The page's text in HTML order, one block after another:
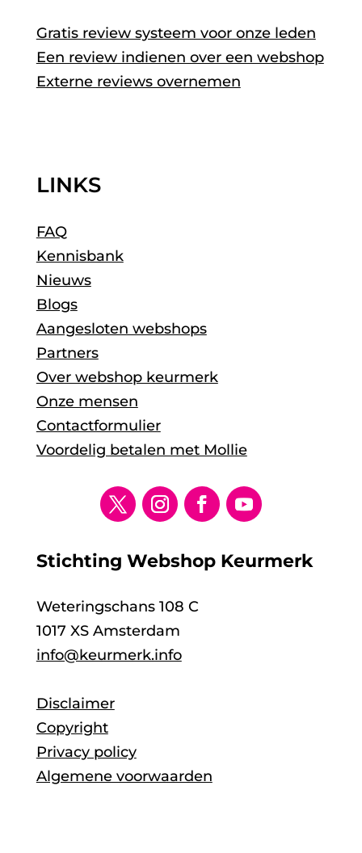
Gratis review systeem voor onze leden
Een review indienen over een webshop
Externe reviews overnemen
LINKS
FAQ
Kennisbank
Nieuws
Blogs
Aangesloten webshops
Partners
Over webshop keurmerk
Onze mensen
Contactformulier
Voordelig betalen met Mollie
Stichting Webshop Keurmerk
Weteringschans 108 C
1017 XS Amsterdam
info@keurmerk.info
Disclaimer
Copyright
Privacy policy
Algemene voorwaarden